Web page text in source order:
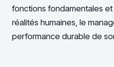
fonctions fondamentales
réalités humaines, le
performance durable de